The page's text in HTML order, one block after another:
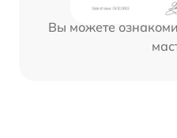
Вы можете